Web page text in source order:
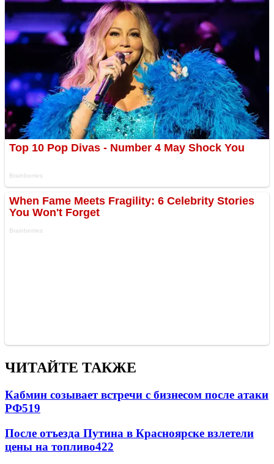
ЧИТАЙТЕ ТАКЖЕ
Кабмин созывает встречи с бизнесом после атаки
РФ519
После отъезда Путина в Красноярске взлетели
цены на топливо422